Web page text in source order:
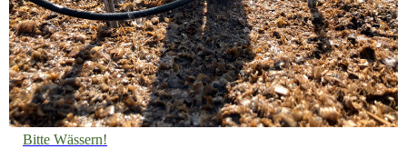
Bitte Wässern!